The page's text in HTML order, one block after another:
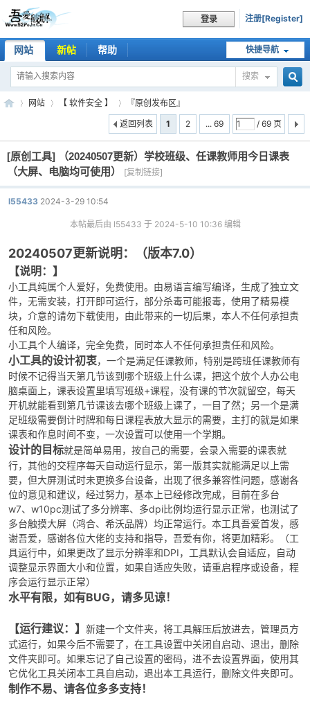
登录 注册[Register]
快捷导航
网站 新帖 帮助
搜索
索
吾
爱
破
解
»
网站
›
【 软件安全 】
›
『原创发布区』
1
2 ... 69 / 69 页
返回列表
[原创工具]
（20240507更新）学校班级、任课教师用今日课表
（大屏、电脑均可使用）
[复制链接]
l55433 2024-3-29 10:54
本帖最后由 l55433 于 2024-5-10 10:36 编辑
20240507更新说明：（版本7.0）
【说明：】
小工具纯属个人爱好，免费使用。由易语言编写编译，生成了独立文
件，无需安装，打开即可运行，部分杀毒可能报毒，使用了精易模
块，介意的请勿下载使用，由此带来的一切后果，本人不任何承担责
任和风险。
小工具个人编译，完全免费，同时本人不任何承担责任和风险。
小工具的设计初衷，一个是满足任课教师，特别是跨班任课教师有
时候不记得当天第几节该到哪个班级上什么课，把这个放个人办公电
脑桌面上，课表设置里填写班级+课程，没有课的节次就留空，每天
开机就能看到第几节课该去哪个班级上课了，一目了然；另一个是满
足班级需要倒计时牌和每日课程表放大显示的需要，主打的就是如果
课表和作息时间不变，一次设置可以使用一个学期。
设计的目标就是简单易用，按自己的需要，会录入需要的课表就
行，其他的交程序每天自动运行显示，第一版其实就能满足以上需
要，但大屏测试时未更换多台设备，出现了很多兼容性问题，感谢各
位的意见和建议，经过努力，基本上已经修改完成，目前在多台
w7、w10pc测试了多分辨率、多dpi比例均运行显示正常，也测试了
多台触摸大屏（鸿合、希沃品牌）均正常运行。本工具吾爱首发，感
谢吾爱，感谢各位大佬的支持和指导，吾爱有你，将更加精彩。（工
具运行中，如果更改了显示分辨率和DPI，工具默认会自适应，自动
调整显示界面大小和位置，如果自适应失败，请重启程序或设备，程
序会运行显示正常）
水平有限，如有BUG，请多见谅！
【运行建议：】 新建一个文件夹，将工具解压后放进去，管理员方
式运行，如果今后不需要了，在工具设置中关闭自启动、退出，删除
文件夹即可。如果忘记了自己设置的密码，进不去设置界面，使用其
它优化工具关闭本工具自启动，退出本工具运行，删除文件夹即可。
制作不易、请各位多多支持！